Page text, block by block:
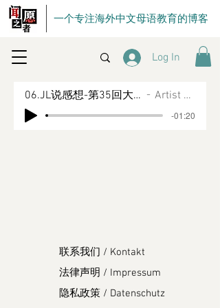
一个专注海外中文母语教育的博客
Log In
06.JL说感想-第35回大破祝家庄 Artist Name
-01:20
联系我们 / Kontakt
法律声明 / Impressum
隐私政策 / Datenschutz